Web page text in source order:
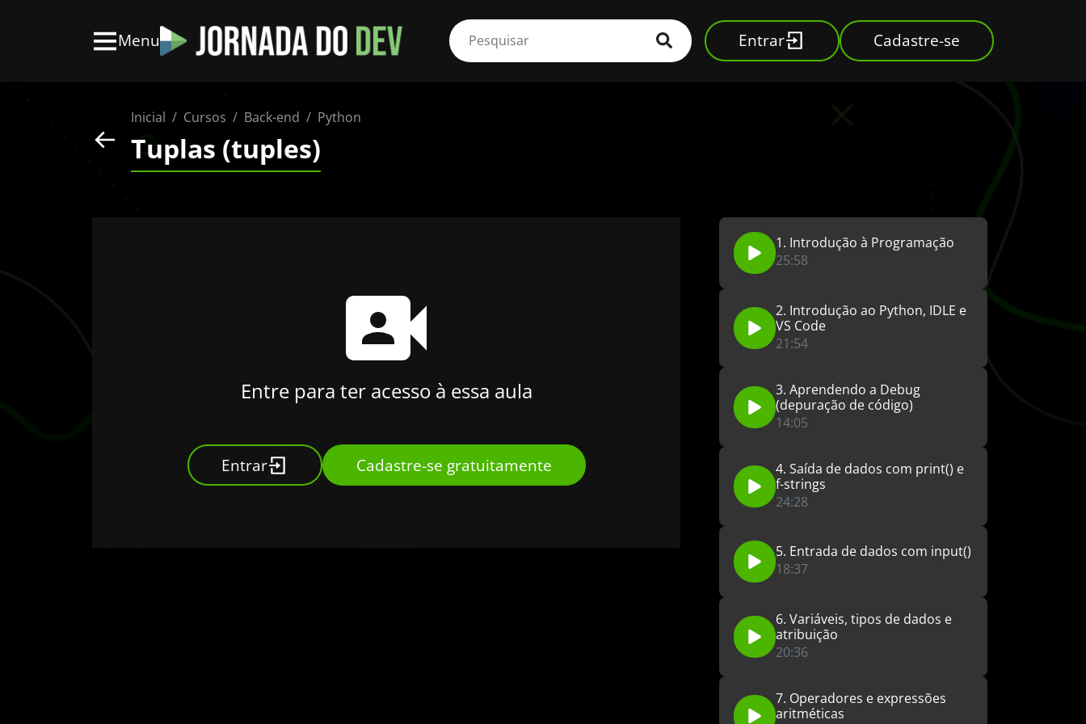
Menu Entrar Cadastre-se
Inicial Cursos Back-end Python
Tuplas (tuples)
Entre para ter acesso à essa aula
Entrar Cadastre-se gratuitamente
1. Introdução à Programação
25:58
2. Introdução ao Python, IDLE e
VS Code
21:54
3. Aprendendo a Debug
(depuração de código)
14:05
4. Saída de dados com print() e
f-strings
24:28
5. Entrada de dados com input()
18:37
6. Variáveis, tipos de dados e
atribuição
20:36
7. Operadores e expressões
aritméticas